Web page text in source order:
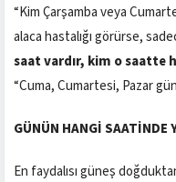
“Kim Çarşamba veya
alaca hastalığı görürse,
saat vardır, kim o saatte
“Cuma, Cumartesi, Pazar
GÜNÜN HANGİ SAATİNDE
En faydalısı güneş